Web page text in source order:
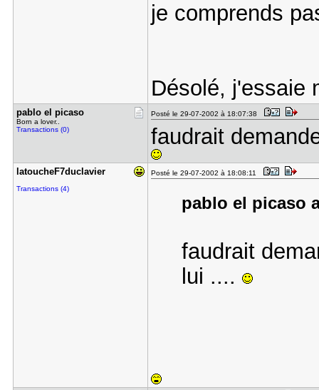
je comprends
Désolé, j'essaie
pablo el p​icaso
Born a lover..
Transactions (0)
Posté le 29-07-2002 à 18:07:38
faudrait
latoucheF7​duclavier
Transactions (4)
Posté le 29-07-2002 à 18:08:11
pablo el picaso
faudrait
lui ....